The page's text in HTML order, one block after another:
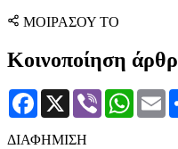
ΜΟΙΡΑΣΟΥ ΤΟ
Κοινοποίηση
Facebook
X Viber
ΔΙΑΦΗΜΙΣΗ